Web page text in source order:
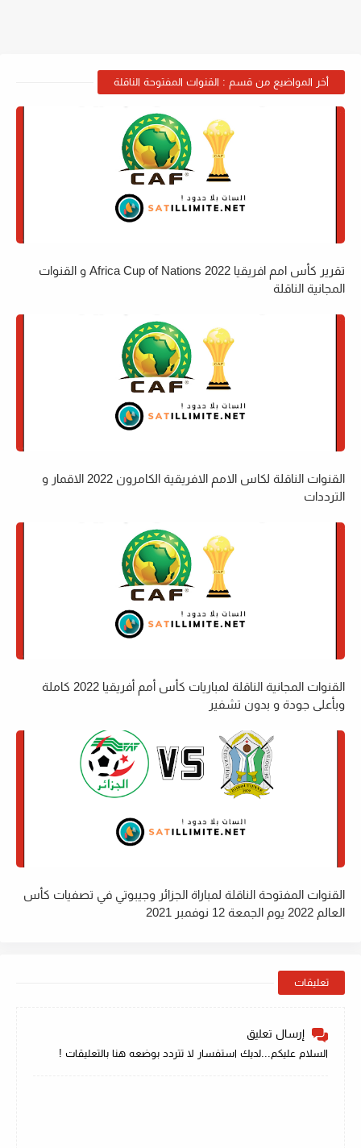
أخر المواضيع من قسم : القنوات المفتوحة الناقلة
تقرير كأس امم افريقيا 2022 Africa Cup of Nations و القنوات
المجانية الناقلة
القنوات الناقلة لكاس الامم الافريقية الكامرون 2022 الاقمار و
الترددات
القنوات المجانية الناقلة لمباريات كأس أمم أفريقيا 2022 كاملة
وبأعلى جودة و بدون تشفير
القنوات المفتوحة الناقلة لمباراة الجزائر وجيبوتي في تصفيات كأس
العالم 2022 يوم الجمعة 12 نوفمبر 2021
تعليقات
إرسال تعليق
السلام عليكم...لديك استفسار لا تتردد بوضعه هنا بالتعليقات !